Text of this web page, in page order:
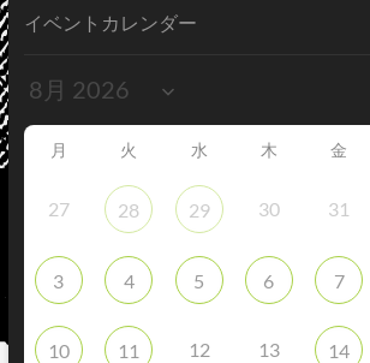
イベントカレンダー
月 火 水 木 金
27 28 29 30 31
3 4 5 6 7
10 11 12 13 14